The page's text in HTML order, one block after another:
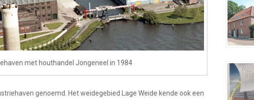
met houthandel Jongeneel in 1984
genoemd. Het weidegebied Lage Weide kende ook een